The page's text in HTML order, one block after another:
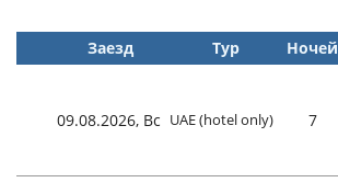
Заезд Тур Ночей
09.08.2026, Вс UAE (hotel only) 7